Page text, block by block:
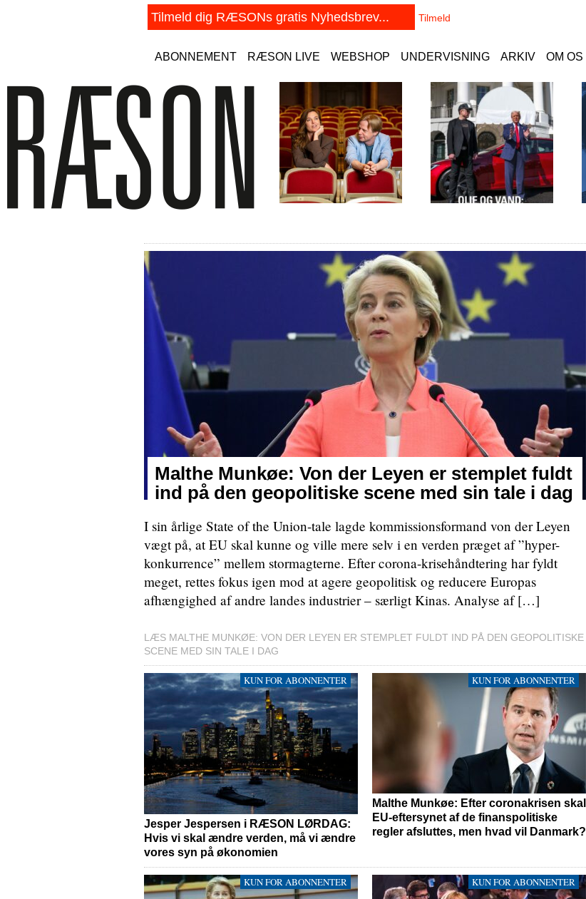
ABONNEMENT RÆSON LIVE WEBSHOP UNDERVISNING ARKIV OM OS
Malthe Munkøe: Von der Leyen er stemplet fuldt
ind på den geopolitiske scene med sin tale i dag
I sin årlige State of the Union-tale lagde kommissionsformand von der Leyen
vægt på, at EU skal kunne og ville mere selv i en verden præget af ”hyper-
konkurrence” mellem stormagterne. Efter corona-krisehåndtering har fyldt
meget, rettes fokus igen mod at agere geopolitisk og reducere Europas
afhængighed af andre landes industrier – særligt Kinas. Analyse af […]
LÆS MALTHE MUNKØE: VON DER LEYEN ER STEMPLET FULDT IND PÅ DEN GEOPOLITISKE
SCENE MED SIN TALE I DAG
KUN FOR ABONNENTER
Jesper Jespersen i RÆSON LØRDAG:
Hvis vi skal ændre verden, må vi ændre
vores syn på økonomien
KUN FOR ABONNENTER
Malthe Munkøe: Efter coronakrisen skal
EU-eftersynet af de finanspolitiske
regler afsluttes, men hvad vil Danmark?
KUN FOR ABONNENTER KUN FOR ABONNENTER